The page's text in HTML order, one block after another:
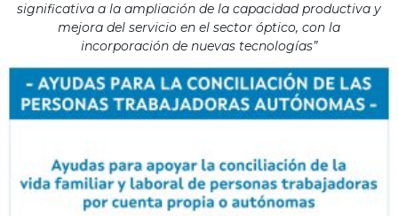
significativa a la ampliación de la capacidad productiva y
mejora del servicio en el sector óptico, con la
incorporación de nuevas tecnologías”